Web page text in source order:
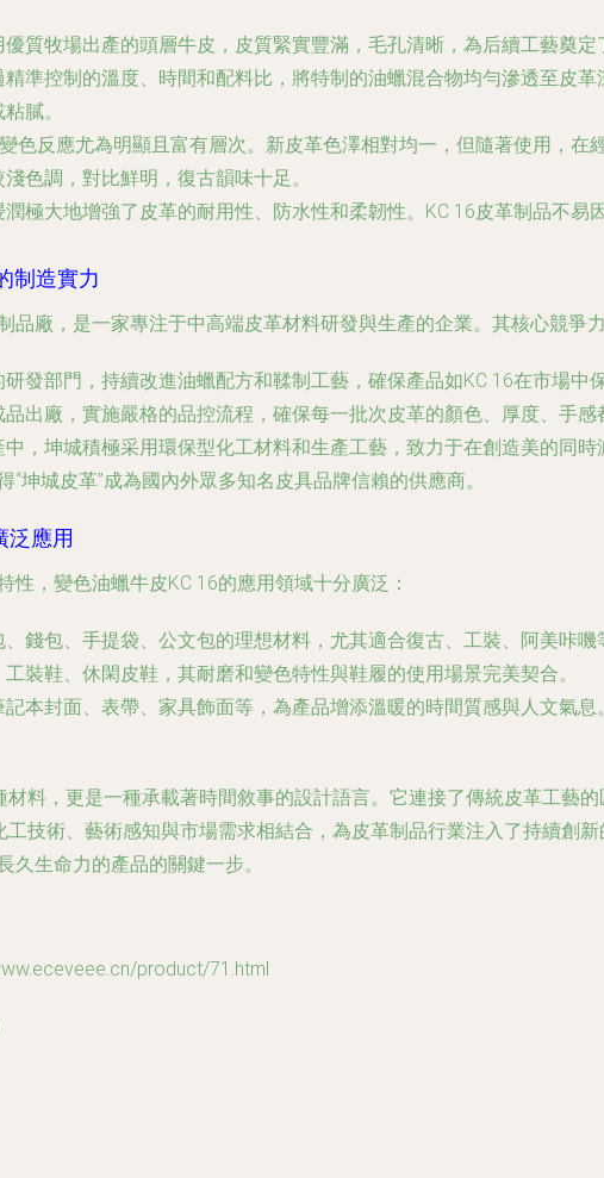
優質牧場出產的頭層牛皮，皮質緊實豐滿，毛孔清晰，為后續工藝奠定
精準控制的溫度、時間和配料比，將特制的油蠟混合物均勻滲透至皮
膩。
變色反應尤為明顯且富有層次。新皮革色澤相對均一，但隨著使用，
色調，對比鮮明，復古韻味十足。
潤極大地增強了皮革的耐用性、防水性和柔韌性。KC 16皮革制品不
制造實力
品廠，是一家專注于中高端皮革材料研發與生產的企業。其核心競爭力
研發部門，持續改進油蠟配方和鞣制工藝，確保產品如KC 16在市場中
品出廠，實施嚴格的品控流程，確保每一批次皮革的顏色、厚度、手感
中，坤城積極采用環保型化工材料和生產工藝，致力于在創造美的同時
坤城皮革”成為國內外眾多知名皮具品牌信賴的供應商。
泛應用
性，變色油蠟牛皮KC 16的應用領域十分廣泛：
、錢包、手提袋、公文包的理想材料，尤其適合復古、工裝、阿美咔嘰
工裝鞋、休閑皮鞋，其耐磨和變色特性與鞋履的使用場景完美契合。
記本封面、表帶、家具飾面等，為產品增添溫暖的時間質感與人文氣息。
料，更是一種承載著時間敘事的設計語言。它連接了傳統皮革工藝
工技術、藝術感知與市場需求相結合，為皮革制品行業注入了持續創
久生命力的產品的關鍵一步。
product/71.html